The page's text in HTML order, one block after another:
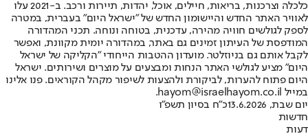
כלכלה וצרכנות, בריאות, חיילים, אוכל, יהדות, תיירות ורכב. ב-2021 עלו
לאוויר האתר החדש והיישומון החדש של "ישראל היום" בעברית, במטרה
לספק לגולשים חוויה מהירה, עדכנית, בטוחה ונוחה. תכני המהדורה
המודפסת של העיתון זמינים גם באתר, במהדורה יומית מקוונת, ואפשר
לקבל אותם גם בניוזלטר. מועדון ההטבות הייחודי "הקליקה של ישראל
היום" מציע לגולשי האתר הנחות ומבצעים על מוצרים ושירותים. ישראל
היום פתוח להערות, לביקורת ולהצעות לשיפור מקהל הקוראים. פנו אלינו
במייל hayom@israelhayom.co.il.
יום שבת, 13.6.2026
כ"ח בסיון תשפ"ו
חדשות
דעות